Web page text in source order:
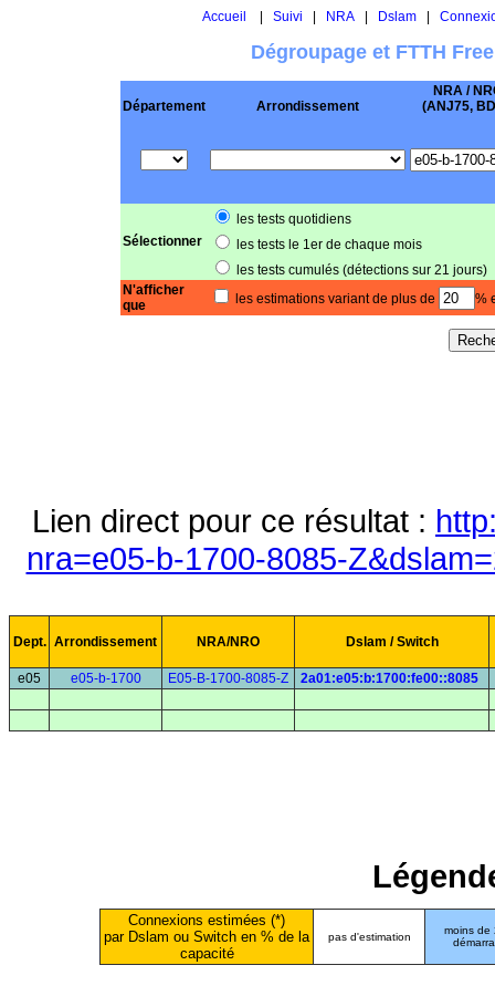
Accueil Suivi NRA| Dslam|
Dégroupage et FTTH
Département Arrondissement
NRA /
(ANJ75,
Sélectionner
les tests quotidiens
les tests le 1er de chaque mois
les tests cumulés (détections sur 21 jours)
N'afficher
que
les estimations variant de plus de %
Lien direct pour ce résultat :
nra=e05-b-1700-8085-
Dept. Arrondissement NRA/NRO Dslam / Switch
e05 e05-b-1700 E05-B-1700-8085-Z 2a01:e05:b:1700:fe00::8085
Connexions estimées (*)
par Dslam ou Switch en % de la
capacité
pas d'estimation
moins de